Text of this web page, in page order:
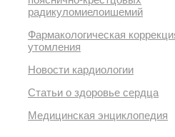
радикуломиелоишемий
Фармакологическая
утомления
Новости кардиологии
Статьи о здоровье сердца
Медицинская энциклопедия